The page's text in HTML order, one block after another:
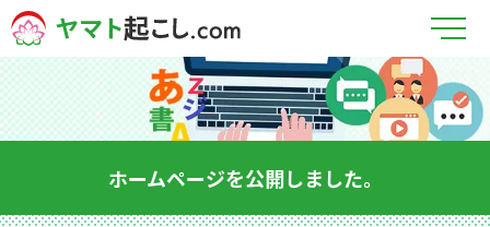
メ
ホームページを公開しました。